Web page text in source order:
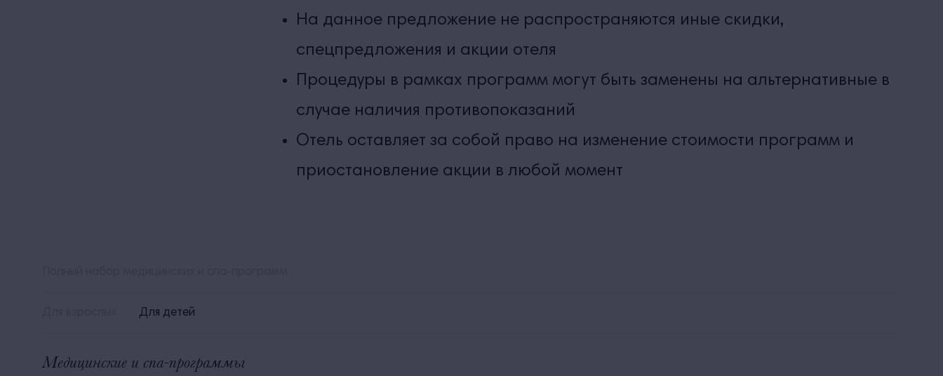
На данное предложение не распространяются иные скидки,
спецпредложения и акции отеля
Процедуры в рамках программ могут быть заменены на альтернативные в
случае наличия противопоказаний
Отель оставляет за собой право на изменение стоимости программ и
приостановление акции в любой момент
Для детей
Медицинские и спа-программы